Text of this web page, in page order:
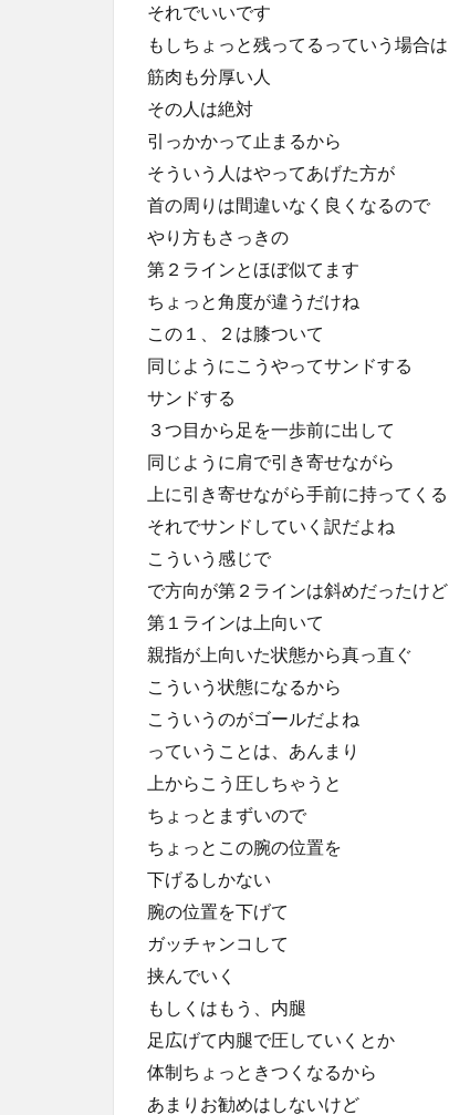
それでいいです
もしちょっと残ってるっていう場合は
筋肉も分厚い人
その人は絶対
引っかかって止まるから
そういう人はやってあげた方が
首の周りは間違いなく良くなるので
やり方もさっきの
第２ラインとほぼ似てます
ちょっと角度が違うだけね
この１、２は膝ついて
同じようにこうやってサンドする
サンドする
３つ目から足を一歩前に出して
同じように肩で引き寄せながら
上に引き寄せながら手前に持ってくる
それでサンドしていく訳だよね
こういう感じで
で方向が第２ラインは斜めだったけど
第１ラインは上向いて
親指が上向いた状態から真っ直ぐ
こういう状態になるから
こういうのがゴールだよね
っていうことは、あんまり
上からこう圧しちゃうと
ちょっとまずいので
ちょっとこの腕の位置を
下げるしかない
腕の位置を下げて
ガッチャンコして
挟んでいく
もしくはもう、内腿
足広げて内腿で圧していくとか
体制ちょっときつくなるから
あまりお勧めはしないけど